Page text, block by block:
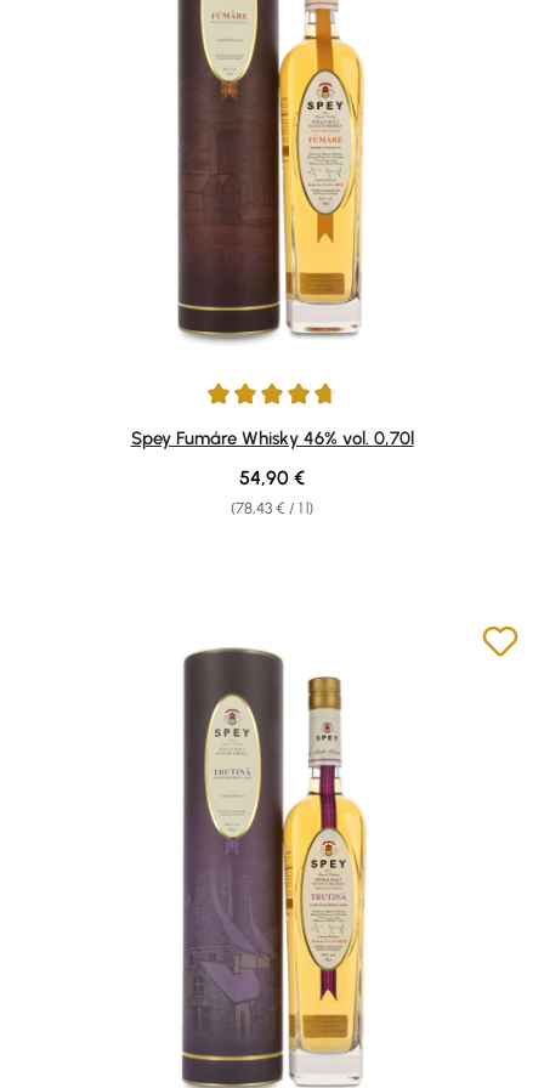
Average rating of 4.83 out of 5 stars
Spey Fumáre Whisky 46% vol. 0,70l
(78,43 € / 1 l)
Regular price:
54,90 €